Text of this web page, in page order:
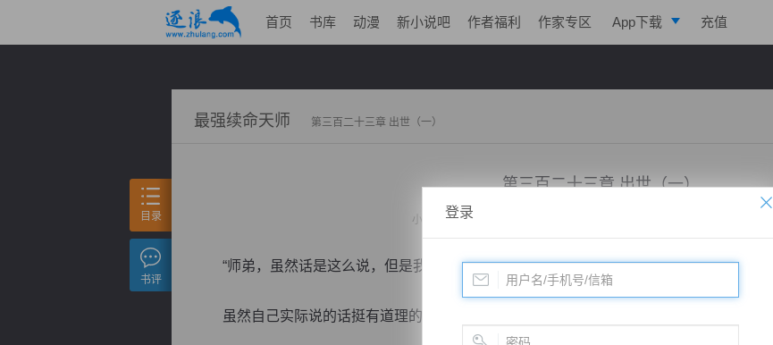
首页 书库 动漫 新小说吧 作者福利 作家专区 App下载 充值
最强续命天师 第三百二十三章 出世（一）
第三百二十三章 出世（一）
小说： 最强续命天师 更新时间：2019-10-20 21:58 字数：
“师弟，虽然话是这么说，但是我觉得那老家伙应该是不会跟鬼合作在一起的。”
虽然自己实际说的话挺有道理的，但是老刘头想了想之后还是觉得有些不太可能。
目录
书评
登录